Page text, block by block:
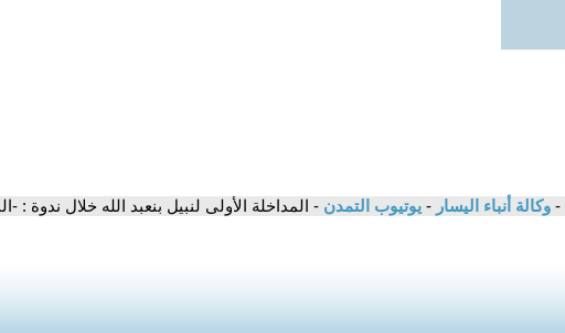
- وكالة أنباء اليسار - يوتيوب التمدن - المداخلة الأولى لنبيل بنعبد الله خلال ندوة